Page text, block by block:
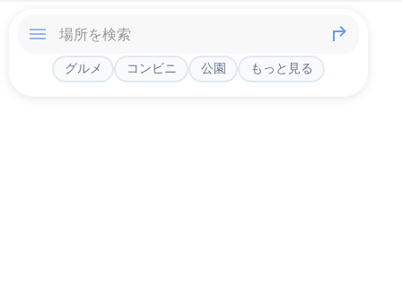
グルメ コンビニ 公園 もっと見る